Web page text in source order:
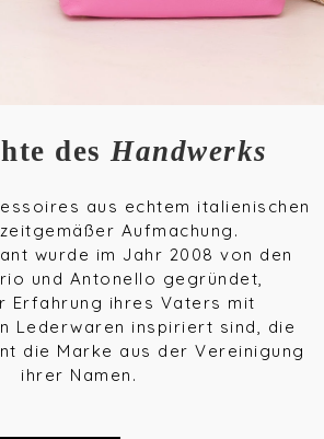
des Handwerks
aus echtem italienischen
Aufmachung.
wurde im Jahr 2008 von den
und Antonello gegründet,
Erfahrung ihres Vaters mit
Lederwaren inspiriert sind, die
die Marke aus der Vereinigung
ihrer Namen.